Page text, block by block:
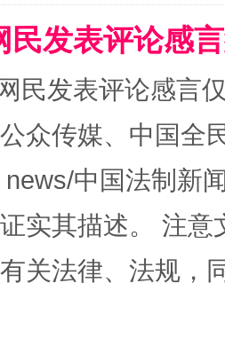
次搞定
民发表评论感
民发表评论感言
众传媒、中国全
中国法制新
实其描述。 注
关法律、法规，